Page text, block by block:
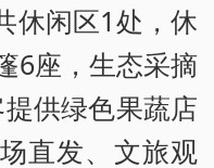
休闲区1处，休
6座，生态采摘
供绿色果蔬店
直发、文旅观